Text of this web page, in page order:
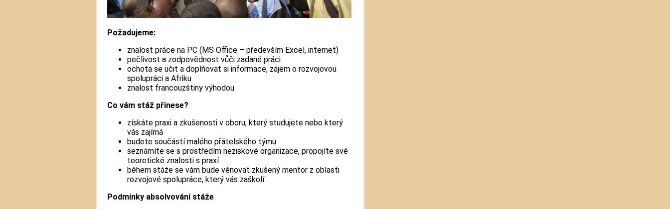
Požadujeme:
znalost práce na PC (MS Office – především Excel, internet)
pečlivost a zodpovědnost vůči zadané práci
ochota se učit a doplňovat si informace, zájem o rozvojovou
spolupráci a Afriku
znalost francouzštiny výhodou
Co vám stáž přinese?
získáte praxi a zkušenosti v oboru, který studujete nebo který
vás zajímá
budete součástí malého přátelského týmu
seznámíte se s prostředím neziskové organizace, propojíte své
teoretické znalosti s praxí
během stáže se vám bude věnovat zkušený mentor z oblasti
rozvojové spolupráce, který vás zaškolí
Podmínky absolvování stáže